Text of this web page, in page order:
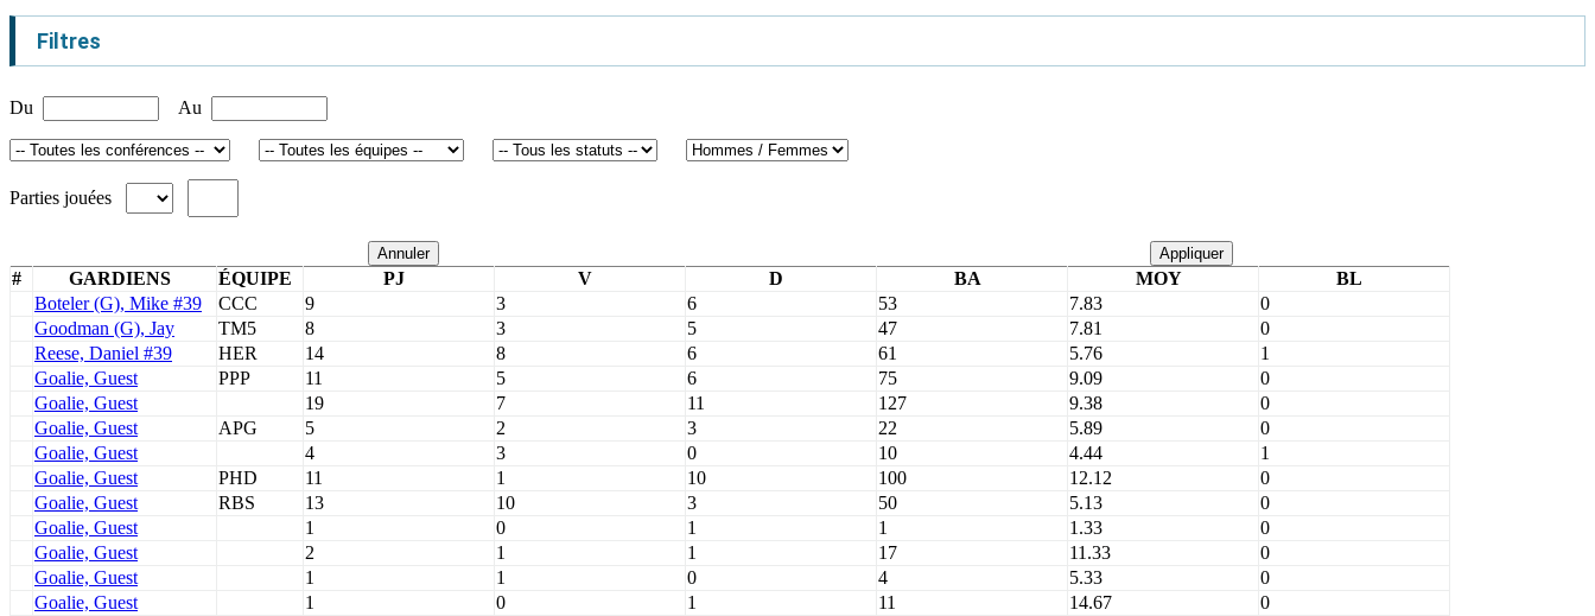
Filtres
Du Au
Parties jouées
Annuler Appliquer
# GARDIENS ÉQUIPE PJ V D BA MOY
BL
Boteler (G), Mike #39
CCC 9 3 6 53 7.83
0
Goodman (G), Jay
TM5 8 3 5 47 7.81
0
Reese, Daniel #39
HER 14 8 6 61 5.76
1
Goalie, Guest
PPP 11 5 6 75 9.09
0
Goalie, Guest
19 7 11 127 9.38
0
Goalie, Guest
APG 5 2 3 22 5.89
0
Goalie, Guest
4 3 0 10 4.44
1
Goalie, Guest
PHD 11 1 10 100 12.12
0
Goalie, Guest
RBS 13 10 3 50 5.13
0
Goalie, Guest
1 0 1 1 1.33
0
Goalie, Guest
2 1 1 17 11.33
0
Goalie, Guest
1 1 0 4 5.33
0
Goalie, Guest
1 0 1 11 14.67
0